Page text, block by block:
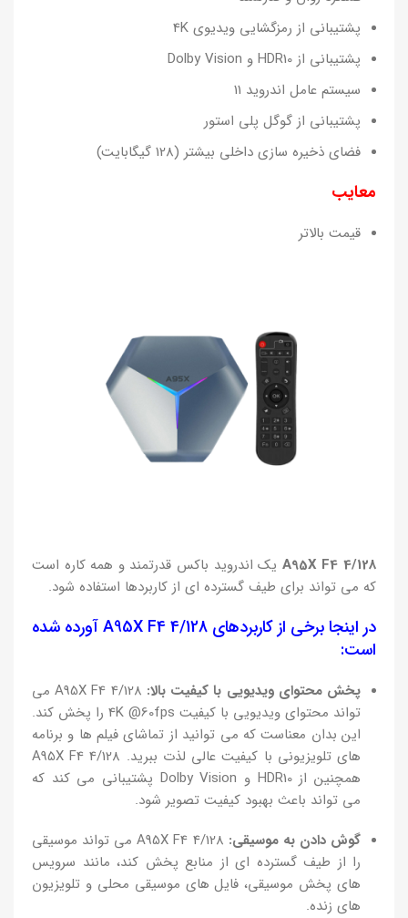
پشتیبانی از رمزگشایی ویدیوی 4K
پشتیبانی از HDR10 و Dolby Vision
سیستم عامل اندروید 11
پشتیبانی از گوگل پلی استور
فضای ذخیره سازی داخلی بیشتر (128 گیگابایت)
معایب
قیمت بالاتر
A95X F4 4/128 یک اندروید باکس قدرتمند و همه کاره است
که می تواند برای طیف گسترده ای از کاربردها استفاده شود.
در اینجا برخی از کاربردهای A95X F4 4/128 آورده شده
است:
پخش محتوای ویدیویی با کیفیت بالا:
A95X F4 4/128 می
تواند محتوای ویدیویی با کیفیت 4K @60fps را پخش کند.
این بدان معناست که می توانید از تماشای فیلم ها و برنامه
های تلویزیونی با کیفیت عالی لذت ببرید. A95X F4 4/128
همچنین از HDR10 و Dolby Vision پشتیبانی می کند که
می تواند باعث بهبود کیفیت تصویر شود.
گوش دادن به موسیقی:
A95X F4 4/128 می تواند موسیقی
را از طیف گسترده ای از منابع پخش کند، مانند سرویس
های پخش موسیقی، فایل های موسیقی محلی و تلویزیون
های زنده.